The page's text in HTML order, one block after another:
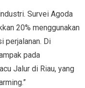
Survei Agoda
20% menggunakan
perjalanan. Di
pada
Jalur di Riau, yang